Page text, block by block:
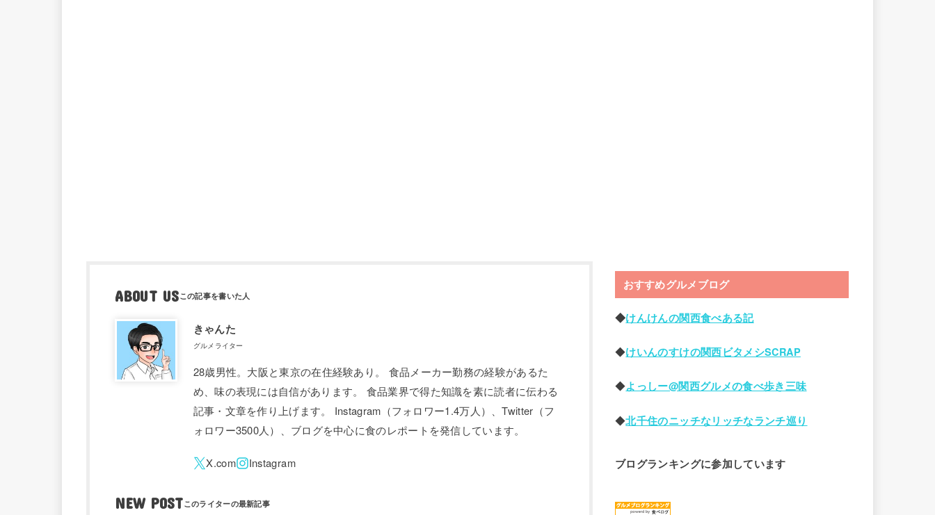
ABOUT US
きゃんた
グルメライター
28歳男性。大阪と東京の在住経験あり。 食品メーカー勤務の経験があるた
め、味の表現には自信があります。 食品業界で得た知識を素に読者に伝わる
記事・文章を作り上げます。 Instagram（フォロワー1.4万人）、Twitter（フ
ォロワー3500人）、ブログを中心に食のレポートを発信しています。
NEW POST
おすすめグルメブログ
◆けんけんの関西食べある記
◆けいんのすけの関西ビタメシSCRAP
◆よっしー@関西グルメの食べ歩き三味
◆北千住のニッチなリッチなランチ巡り
ブログランキングに参加しています